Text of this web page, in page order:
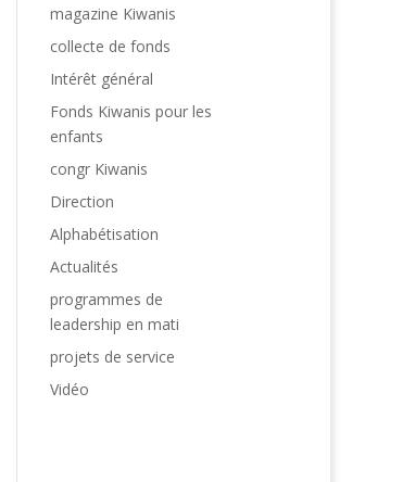
magazine Kiwanis
collecte de fonds
Intérêt général
Fonds Kiwanis pour les
enfants
congr Kiwanis
Direction
Alphabétisation
Actualités
programmes de
leadership en mati
projets de service
Vidéo